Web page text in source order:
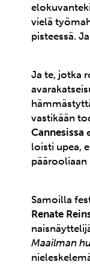
vielä
pisteessä.
Ja te, jotka
vastikään
Cannesissa
loisti upea,
Samoilla
Renate
Maailman